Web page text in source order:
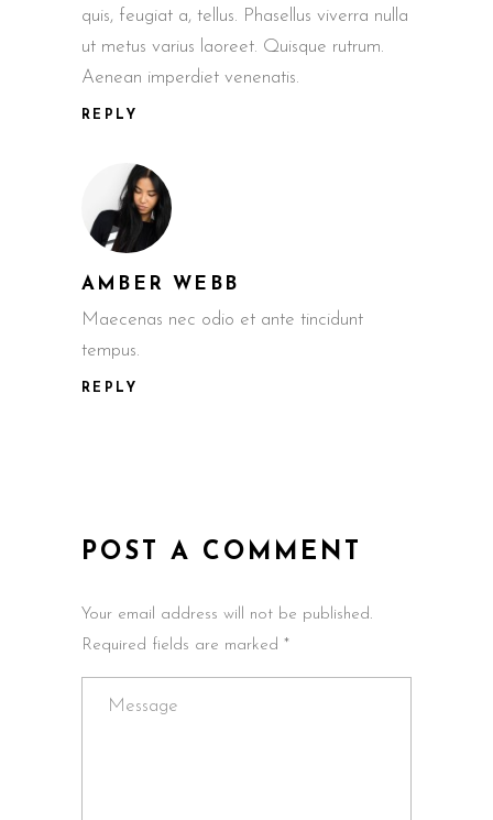
quis, feugiat a, tellus. Phasellus viverra nulla
ut metus varius laoreet. Quisque rutrum.
Aenean imperdiet venenatis.
REPLY
AMBER WEBB
Maecenas nec odio et ante tincidunt
tempus.
REPLY
POST A COMMENT
Your email address will not be published.
Required fields are marked *